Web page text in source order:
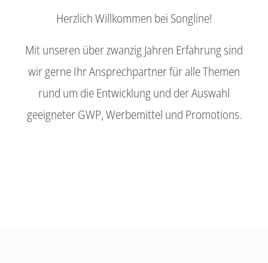
Herzlich Willkommen bei Songline!
Mit unseren über zwanzig Jahren Erfahrung sind
wir gerne Ihr Ansprechpartner für alle Themen
rund um die Entwicklung und der Auswahl
geeigneter GWP, Werbemittel und Promotions.